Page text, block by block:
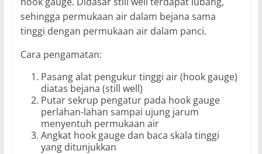
sehingga permukaan air dalam bejana sama
tinggi dengan permukaan air dalam panci.
Cara pengamatan:
Pasang alat pengukur tinggi air (hook gauge)
diatas bejana (still well)
Putar sekrup pengatur pada hook gauge
perlahan-lahan sampai ujung jarum
menyentuh permukaan air
Angkat hook gauge dan baca skala tinggi
yang ditunjukkan